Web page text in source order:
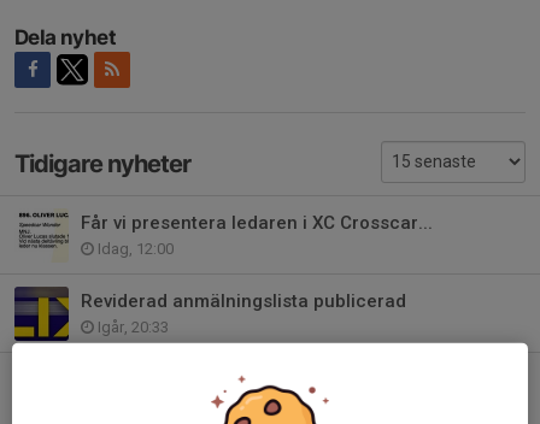
Dela nyhet
Tidigare nyheter
Får vi presentera ledaren i XC Crosscar...
Idag, 12:00
Reviderad anmälningslista publicerad
Igår, 20:33
Får vi presentera ledaren i 2150...